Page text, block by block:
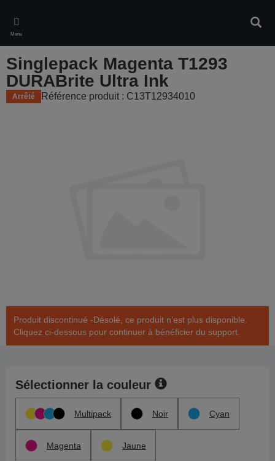
main
content
Menu
Singlepack Magenta T1293
DURABrite Ultra Ink
Arrêté Référence produit : C13T12934010
Produit discontinué -Désolé, ce produit n’est plus disponible.
Cliquez ci-dessous pour continuer à bénéficier du support.
Sélectionner la couleur
Multipack Noir Cyan
Magenta Jaune